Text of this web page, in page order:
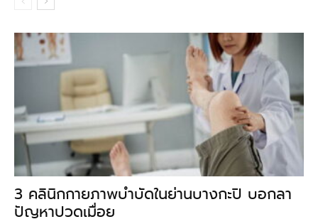
3 คลินิกกายภาพบำบัดในย่านบางกะปิ บอกลา
ปัญหาปวดเมื่อย